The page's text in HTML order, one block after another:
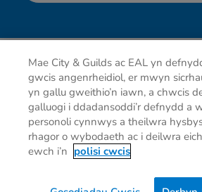
Hysbysiad preifatrwydd Cwcis
Mae City & Guilds ac EAL yn
gwcis angenrheidiol, er mwyn
yn gallu gweithio’n iawn, a chwcis
galluogi i ddadansoddi’r defnydd a
personoli cynnwys a theilwra
rhagor o wybodaeth ac i deilwra
ewch i’n polisi cwcis